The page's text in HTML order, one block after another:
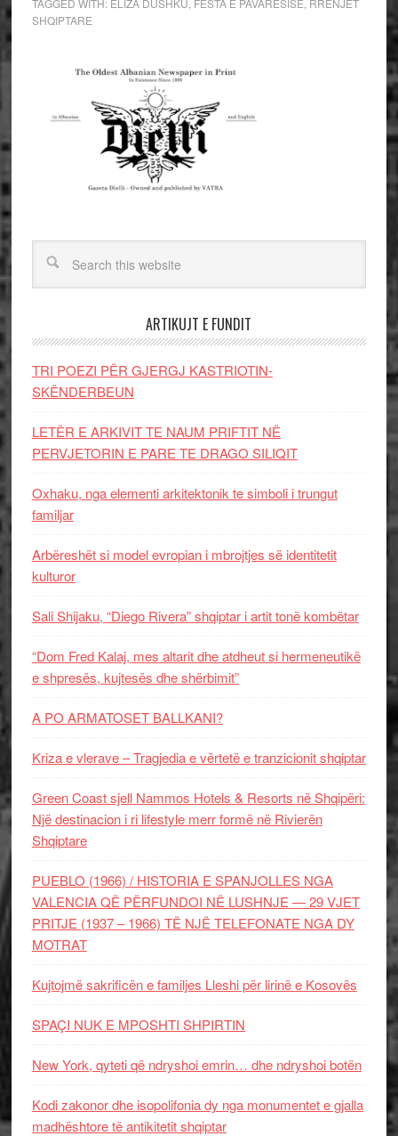
TAGGED WITH: ELIZA DUSHKU FESTA E PAVARESISE RRENJET
SHQIPTARE
ARTIKUJT E FUNDIT
TRI POEZI PËR GJERGJ KASTRIOTIN-
SKËNDERBEUN
LETËR E ARKIVIT TE NAUM PRIFTIT NË
PERVJETORIN E PARE TE DRAGO SILIQIT
Oxhaku, nga elementi arkitektonik te simboli i trungut
familjar
Arbëreshët si model evropian i mbrojtjes së identitetit
kulturor
Sali Shijaku, “Diego Rivera” shqiptar i artit tonë kombëtar
“Dom Fred Kalaj, mes altarit dhe atdheut si hermeneutikë
e shpresës, kujtesës dhe shërbimit”
A PO ARMATOSET BALLKANI?
Kriza e vlerave – Tragjedia e vërtetë e tranzicionit shqiptar
Green Coast sjell Nammos Hotels & Resorts në Shqipëri:
Një destinacion i ri lifestyle merr formë në Rivierën
Shqiptare
PUEBLO (1966) / HISTORIA E SPANJOLLES NGA
VALENCIA QË PËRFUNDOI NË LUSHNJE — 29 VJET
PRITJE (1937 – 1966) TË NJË TELEFONATE NGA DY
MOTRAT
Kujtojmë sakrificën e familjes Lleshi për lirinë e Kosovës
SPAÇI NUK E MPOSHTI SHPIRTIN
New York, qyteti që ndryshoi emrin… dhe ndryshoi botën
Kodi zakonor dhe isopolifonia dy nga monumentet e gjalla
madhështore të antikitetit shqiptar